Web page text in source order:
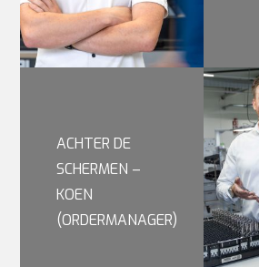
ACHTER DE
SCHERMEN –
KOEN
(ORDERMANAGER)